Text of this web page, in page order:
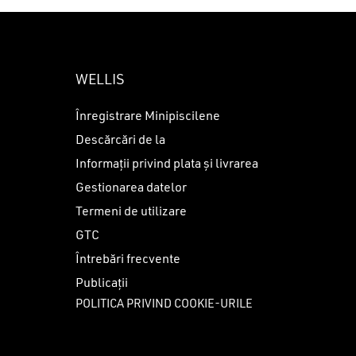
WELLIS
Înregistrare Minipiscilene
Descărcări de la
Informații privind plata și livrarea
Gestionarea datelor
Termeni de utilizare
GTC
Întrebări frecvente
Publicații
POLITICA PRIVIND COOKIE-URILE